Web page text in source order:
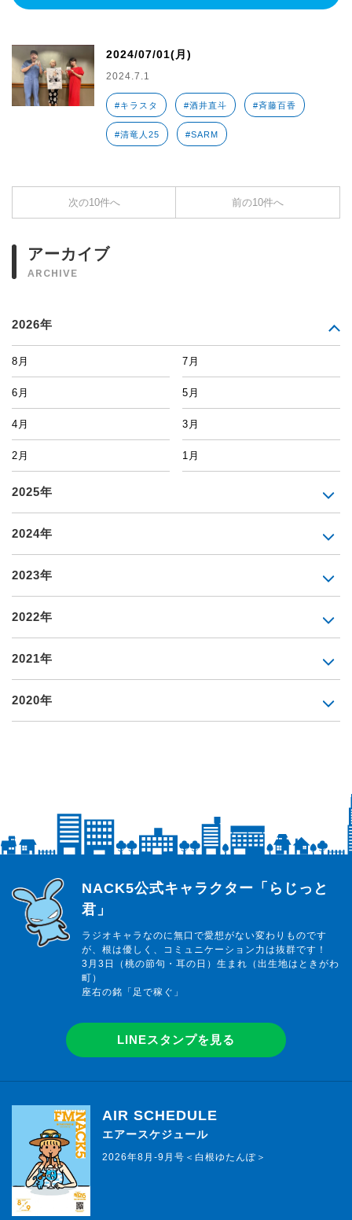
2024/07/01(月)
2024.7.1
#キラスタ #酒井直斗 #斉藤百香
#清竜人25 #SARM
次の10件へ 前の10件へ
アーカイブ
ARCHIVE
2026年
8月 7月
6月 5月
4月 3月
2月 1月
2025年
2024年
2023年
2022年
2021年
2020年
らじっと君
NACK5公式キャラクター「らじっと
君」
ラジオキャラなのに無口で愛想がない変わりものです
が、根は優しく、コミュニケーション力は抜群です！
3月3日（桃の節句・耳の日）生まれ（出生地はときがわ
町）
座右の銘「足で稼ぐ」
LINEスタンプを見る
AIR SCHEDULE
エアースケジュール
2026年8月-9月号＜白根ゆたんぽ＞